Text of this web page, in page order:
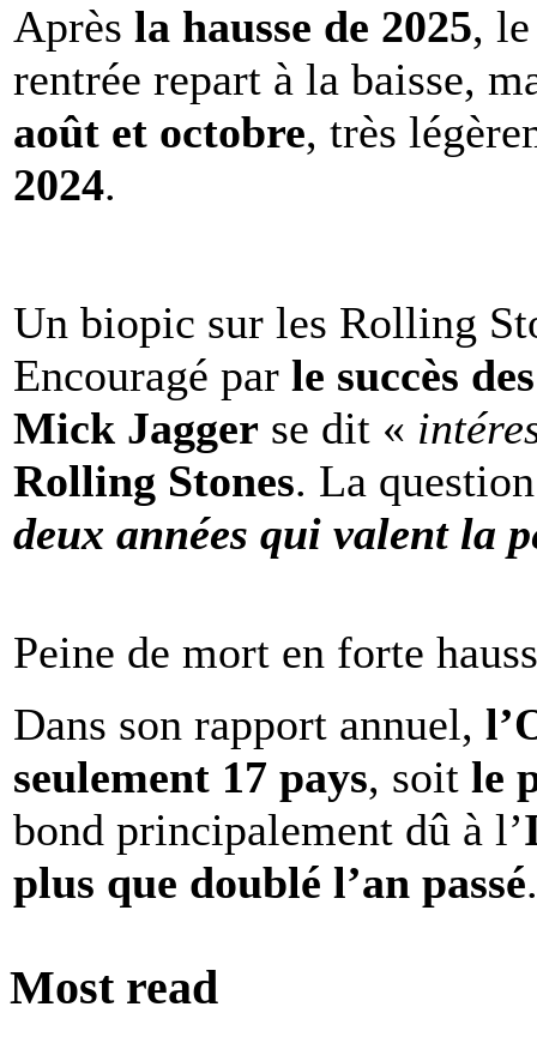
Après la hausse de 2025,
rentrée repart à la baisse,
août et octobre, très
2024.
Un biopic sur les Rolling
Encouragé par le succès
Mick Jagger se dit «
Rolling Stones. La
deux années qui valent la
Peine de mort en forte
Dans son rapport annuel,
seulement 17 pays, soit le
bond principalement dû à l’
plus que doublé l’an passé.
Most read